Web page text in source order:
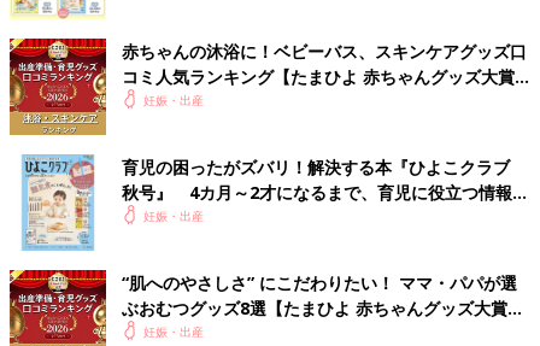
赤ちゃんの沐浴に！ベビーバス、スキンケアグッズ口
コミ人気ランキング【たまひよ 赤ちゃんグッズ大賞
2026】
妊娠・出産
育児の困ったがズバリ！解決する本『ひよこクラブ
秋号』 4カ月～2才になるまで、育児に役立つ情報が
いっぱい！
妊娠・出産
“肌へのやさしさ” にこだわりたい！ ママ・パパが選
ぶおむつグッズ8選【たまひよ 赤ちゃんグッズ大賞
2026】
妊娠・出産